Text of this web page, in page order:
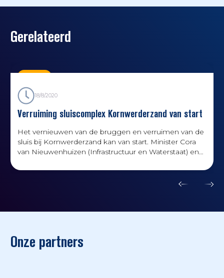
Gerelateerd
18/8/2020
Verruiming sluiscomplex Kornwerderzand van start
Het vernieuwen van de bruggen en verruimen van de
sluis bij Kornwerderzand kan van start. Minister Cora
van Nieuwenhuizen (Infrastructuur en Waterstaat) en
Fryslân) hebben hiervoor eind juni de
Bestuursovereenkomst Verruiming sluiscomplex
Onze partners